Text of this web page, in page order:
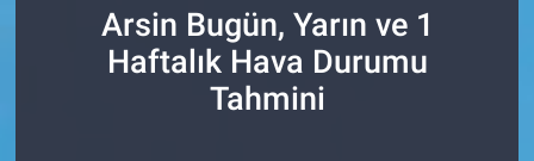
Arsin Bugün, Yarın ve 1
Haftalık Hava Durumu
Tahmini
Belediye
Polemik
İstanbul Trafik Yoğunluk Haritası
Süper Lig Puan Durumu ve Fikstür